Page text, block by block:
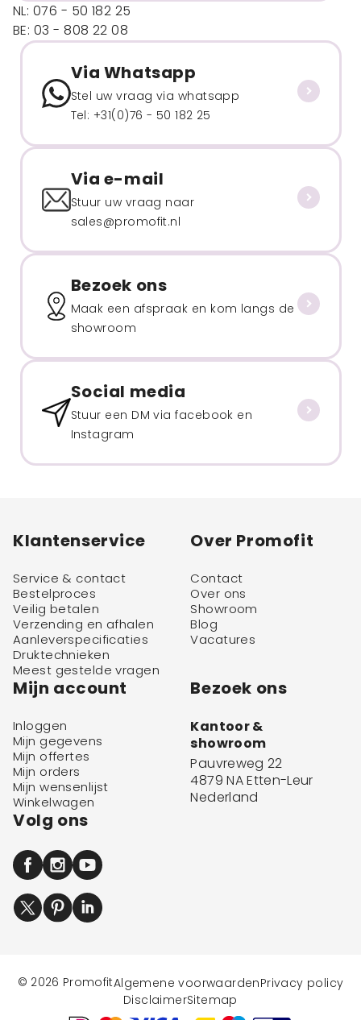
NL: 076 - 50 182 25
BE: 03 - 808 22 08
Via Whatsapp
Stel uw vraag via whatsapp
Tel: +31(0)76 - 50 182 25
Via e-mail
Stuur uw vraag naar
sales@promofit.nl
Bezoek ons
Maak een afspraak en kom langs de
showroom
Social media
Stuur een DM via facebook en
Instagram
Klantenservice
Service & contact
Bestelproces
Veilig betalen
Verzending en afhalen
Aanleverspecificaties
Druktechnieken
Meest gestelde vragen
Over Promofit
Contact
Over ons
Showroom
Blog
Vacatures
Mijn account
Inloggen
Mijn gegevens
Mijn offertes
Mijn orders
Mijn wensenlijst
Winkelwagen
Bezoek ons
Kantoor &
showroom
Pauvreweg 22
4879 NA Etten-Leur
Nederland
Volg ons
© 2026 PromofitAlgemene voorwaardenPrivacy policy
DisclaimerSitemap